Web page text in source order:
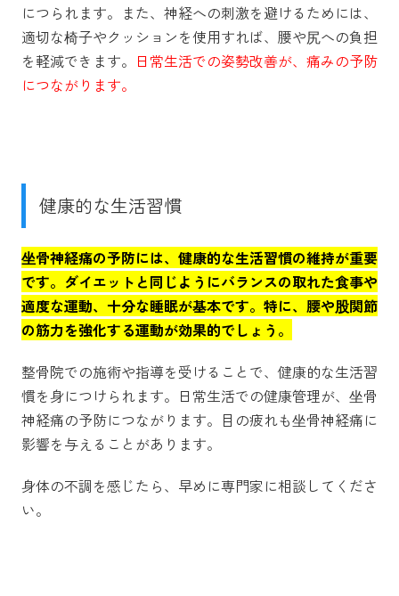
につられます。また、神経への刺激を避けるためには、
適切な椅子やクッションを使用すれば、腰や尻への負担
を軽減できます。 日常生活での姿勢改善が、痛みの予防
につながります。
健康的な生活習慣
坐骨神経痛の予防には、健康的な生活習慣の維持が重要
です。ダイエットと同じようにバランスの取れた食事や
適度な運動、十分な睡眠が基本です。特に、腰や股関節
の筋力を強化する運動が効果的でしょう。
整骨院での施術や指導を受けることで、健康的な生活習
慣を身につけられます。日常生活での健康管理が、坐骨
神経痛の予防につながります。目の疲れも坐骨神経痛に
影響を与えることがあります。
身体の不調を感じたら、早めに専門家に相談してくださ
い。